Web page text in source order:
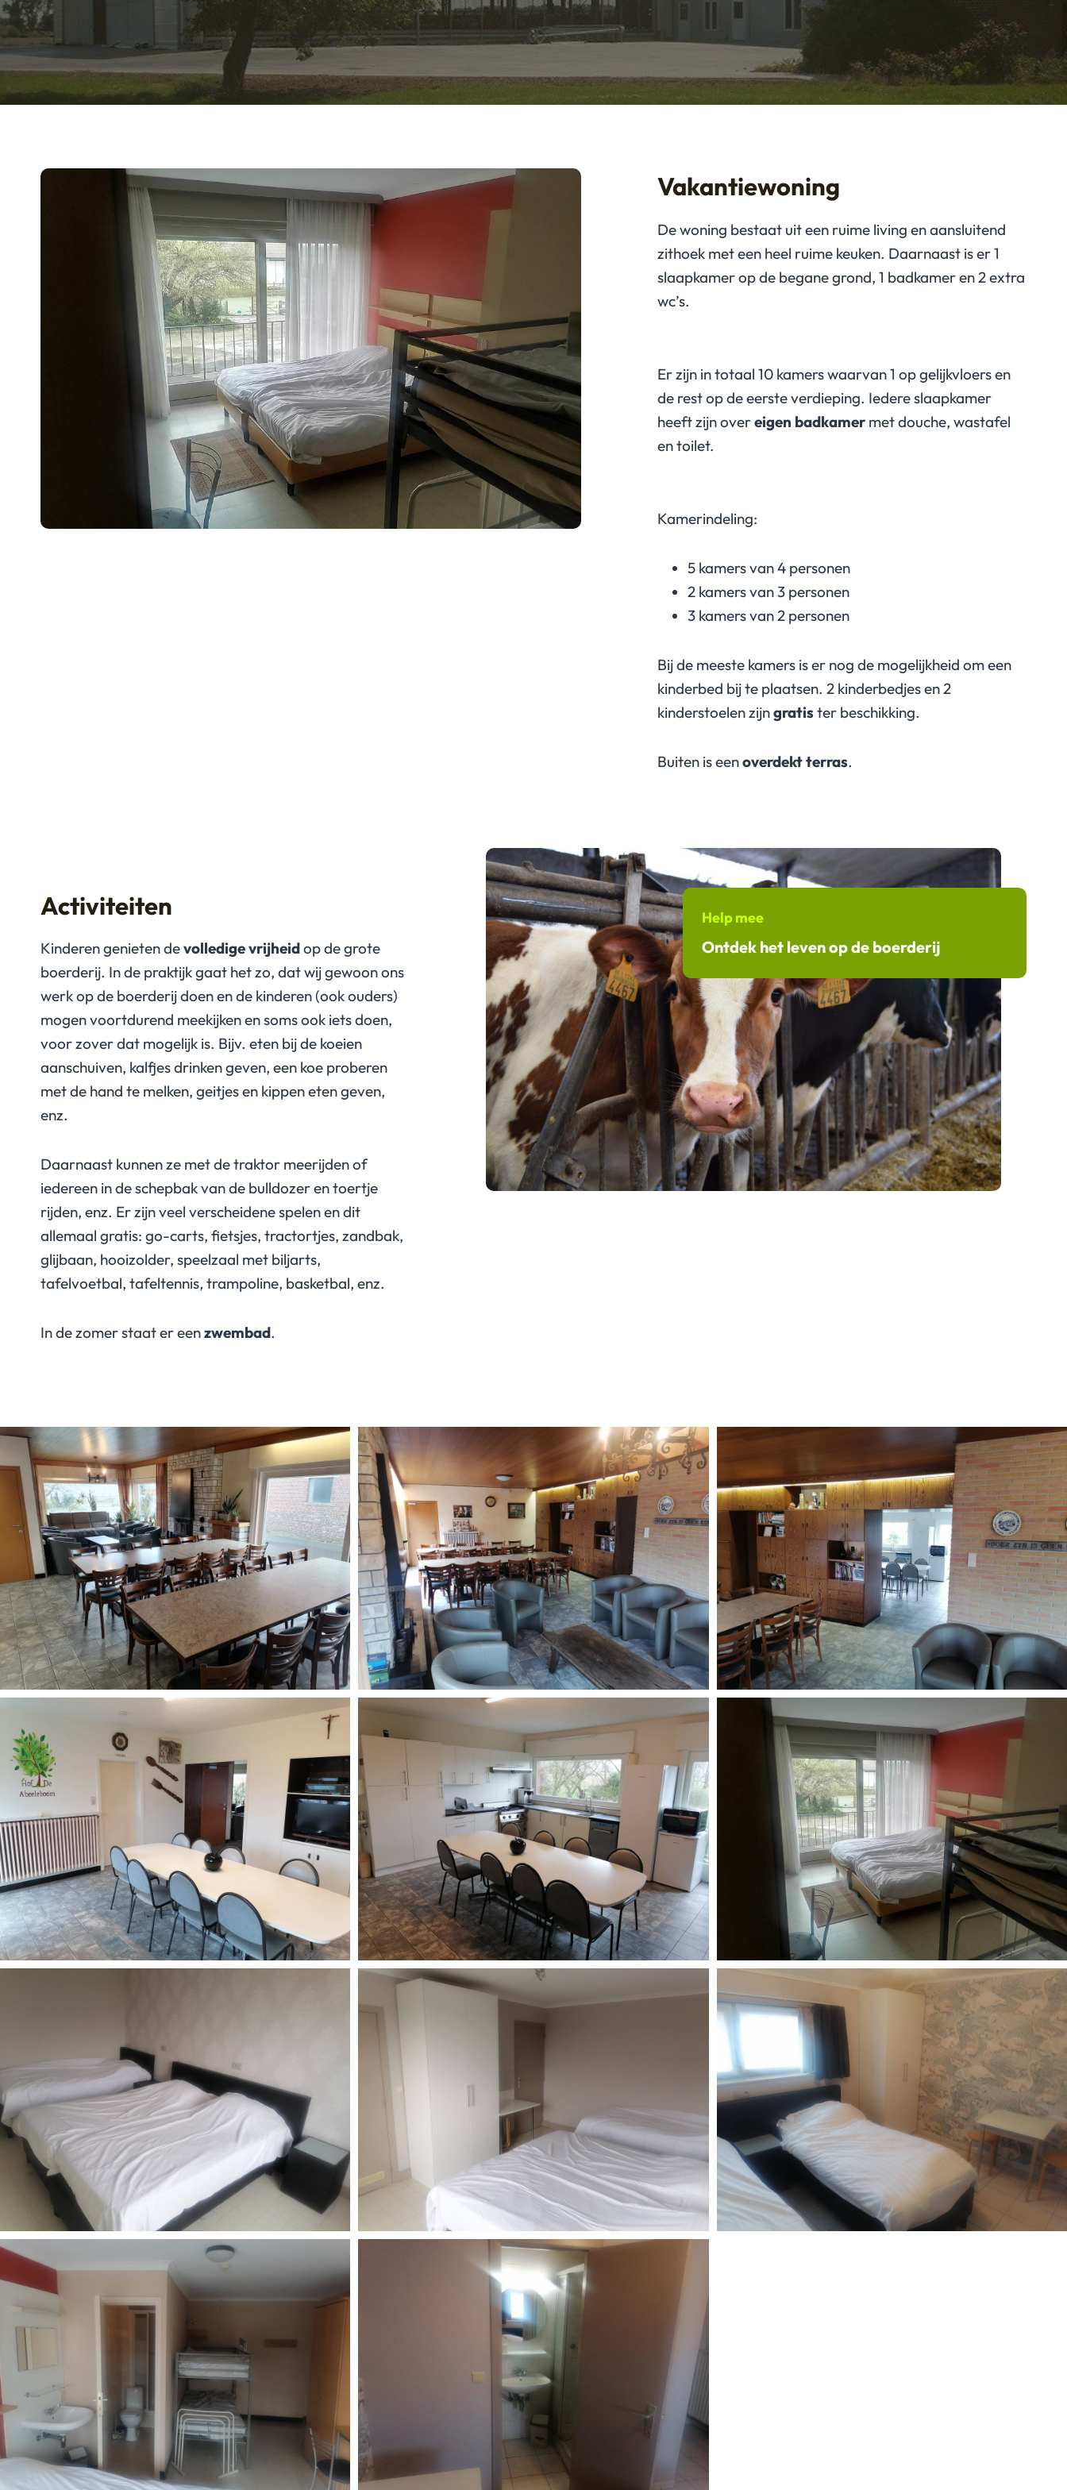
Vakantiewoning
De woning bestaat uit een ruime living en aansluitend
zithoek met een heel ruime keuken. Daarnaast is er 1
slaapkamer op de begane grond, 1 badkamer en 2 extra
wc’s.
Er zijn in totaal 10 kamers waarvan 1 op gelijkvloers en
de rest op de eerste verdieping. Iedere slaapkamer
heeft zijn overeigen badkamermet douche, wastafel
en toilet.
Kamerindeling:
5 kamers van 4 personen
2 kamers van 3 personen
3 kamers van 2 personen
Bij de meeste kamers is er nog de mogelijkheid om een
kinderbed bij te plaatsen. 2 kinderbedjes en 2
kinderstoelen zijngratis ter beschikking.
Buiten is eenoverdekt terras.
Activiteiten
Kinderen genieten devolledige vrijheidop de grote
boerderij. In de praktijk gaat het zo, dat wij gewoon ons
werk op de boerderij doen en de kinderen (ook ouders)
mogen voortdurend meekijken en soms ook iets doen,
voor zover dat mogelijk is. Bijv. eten bij de koeien
aanschuiven, kalfjes drinken geven, een koe proberen
met de hand te melken, geitjes en kippen eten geven,
enz.
Daarnaast kunnen ze met de traktor meerijden of
iedereen in de schepbak van de bulldozer en toertje
rijden, enz. Er zijn veel verscheidene spelen en dit
allemaal gratis: go-carts, fietsjes, tractortjes, zandbak,
glijbaan, hooizolder, speelzaal met biljarts,
tafelvoetbal, tafeltennis, trampoline, basketbal, enz.
In de zomer staat er eenzwembad.
Help mee
Ontdek het leven op de boerderij